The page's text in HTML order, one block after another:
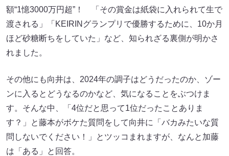
額“1憶3000万円超”！ 「その賞金は紙袋に入れられて生で
渡される」「KEIRINグランプリで優勝するために、10か月
ほど砂糖断ちをしていた」など、知られざる裏側が明かさ
れました。
その他にも向井は、2024年の調子はどうだったのか、ゾー
ンに入るとどうなるのかなど、気になることをぶつけま
す。そんな中、「4位だと思って1位だったことありま
す？」と藤本がボケた質問をして向井に「バカみたいな質
問しないでください！」とツッコまれますが、なんと加藤
は「ある」と回答。